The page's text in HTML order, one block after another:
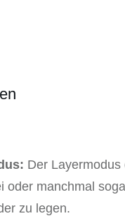
Der
oder manchmal
zu legen.